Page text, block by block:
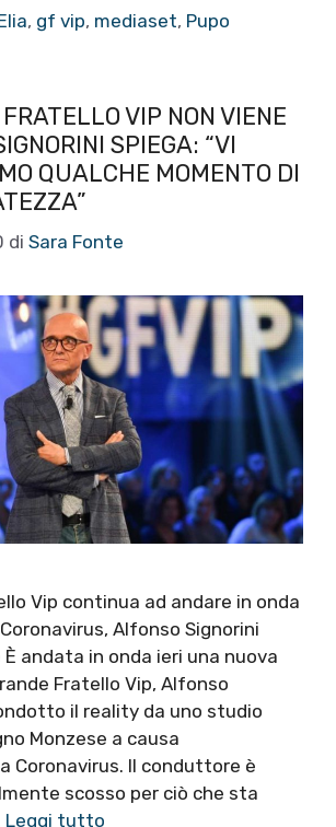
, gf vip, mediaset, Pupo
VIP NON VIENE
SPIEGA: “VI
QUALCHE MOMENTO DI
di Sara Fonte
Vip continua ad andare in onda
Alfonso Signorini
andata in onda ieri una nuova
Fratello Vip, Alfonso
il reality da uno studio
Monzese a causa
Coronavirus. Il conduttore è
scosso per ciò che sta
Leggi tutto